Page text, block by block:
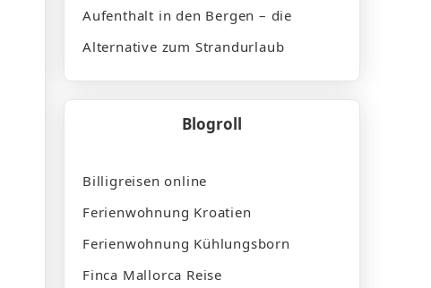
Aufenthalt in den Bergen – die
Alternative zum Strandurlaub
Blogroll
Billigreisen online
Ferienwohnung Kroatien
Ferienwohnung Kühlungsborn
Finca Mallorca Reise